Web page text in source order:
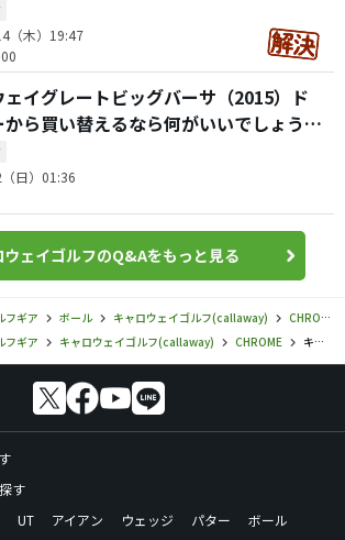
（木）19:47
ェイグレートビッグバーサ（2015）ド
から買い替えるなら何がいいでしょう
日）01:36
ウェイゴルフのQ&Aをもっと見る
フギア ボール キャロウェイゴルフ(callaway)
CHROME
フギア キャロウェイゴルフ(callaway) CHROME キャロウェイゴルフ／CHROME／CHROME SOFT TRUTRACK ボールの口コミ評価
す
UT アイアン ウェッジ パター
ボール